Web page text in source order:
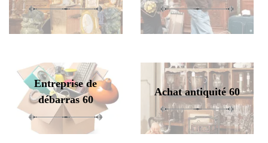
Entreprise de
débarras 60
Achat antiquité 60